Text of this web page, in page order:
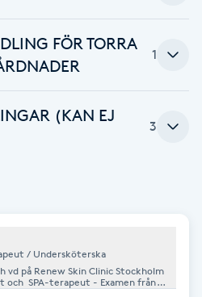
FÖR TORRA
1
(KAN EJ
3
/ Undersköterska
vd på Renew Skin Clinic Stockholm
och SPA-terapeut - Examen från